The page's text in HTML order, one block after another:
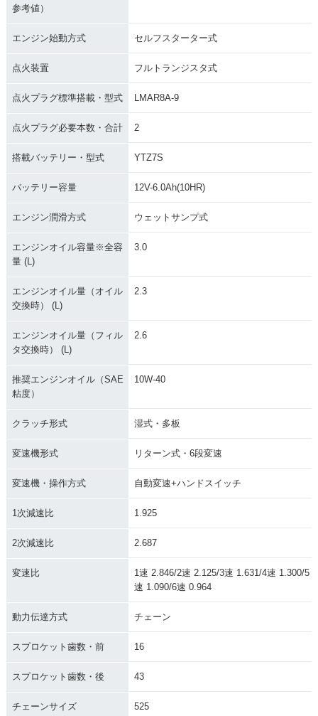
参考値）
エンジン始動方式 セルフスターター式
点火装置 フルトランジスタ式
点火プラグ標準搭載・型式 LMAR8A-9
点火プラグ必要本数・合計 2
搭載バッテリー・型式 YTZ7S
バッテリー容量 12V-6.0Ah(10HR)
エンジン潤滑方式 ウェットサンプ式
エンジンオイル容量※全容
量 (L)
3.0
エンジンオイル量（オイル
交換時） (L)
2.3
エンジンオイル量（フィル
タ交換時） (L)
2.6
推奨エンジンオイル（SAE
粘度）
10W-40
クラッチ形式 湿式・多板
変速機形式 リターン式・6段変速
変速機・操作方式 自動変速+ハンドスイッチ
1次減速比 1.925
2次減速比 2.687
変速比
1速 2.846/2速 2.125/3速 1.631/4速 1.300/5
速 1.090/6速 0.964
動力伝達方式 チェーン
スプロケット歯数・前 16
スプロケット歯数・後 43
チェーンサイズ 525